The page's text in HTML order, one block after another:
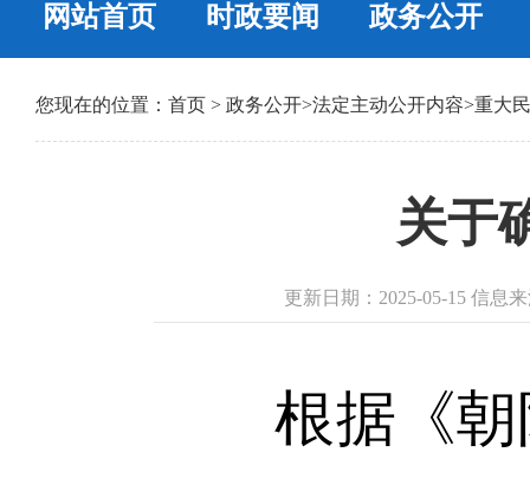
网站首页 时政要闻 政务公开
您现在的位置： 首页 > 政务公开>法定主动公开内容>重大
关于
更新日期：2025-05-15 信息
根据《朝